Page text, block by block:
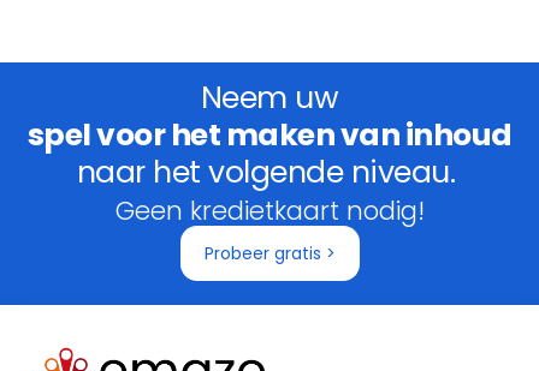
Neem uw
spel voor het maken van inhoud
naar het volgende niveau.
Geen kredietkaart nodig!
Probeer gratis >